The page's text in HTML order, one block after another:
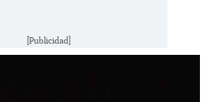
[Publicidad]